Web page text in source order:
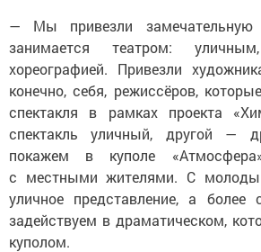
— Мы привезли замечательную
занимается театром:
хореографией. Привезли
конечно, себя, режиссёров,
спектакля в рамках проекта
спектакль уличный, другой —
покажем в куполе
с местными жителями. С
уличное представление, а более
задействуем в драматическом,
куполом.